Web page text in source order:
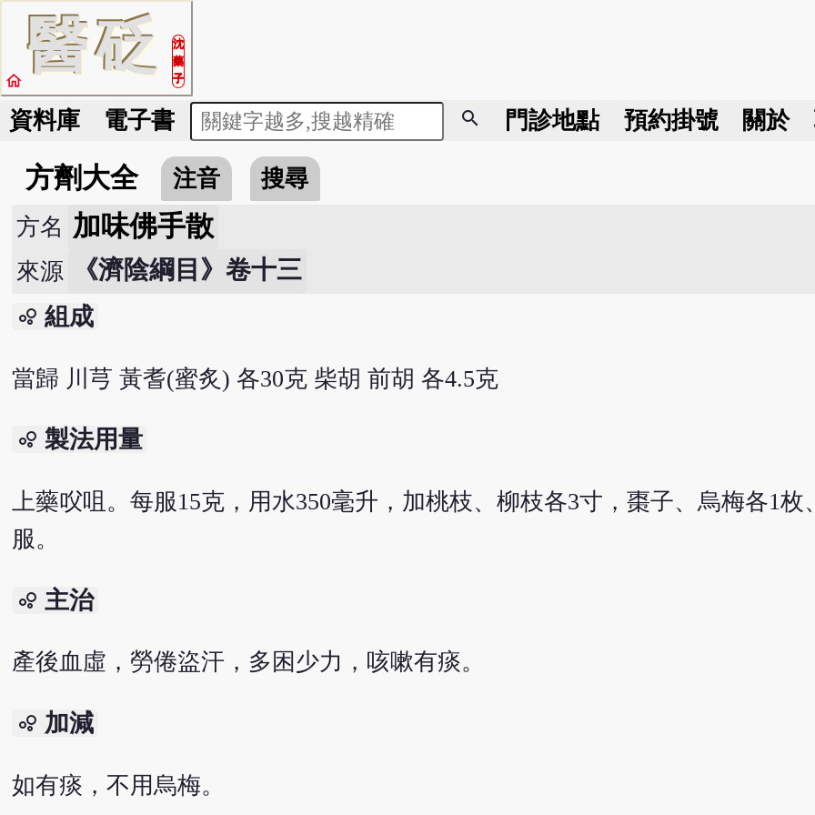
醫砭
沈
藥
子
home
資料庫 電子書 search 門診地點 預約掛號 關於
方劑大全 注音 搜尋
方名 加味佛手散
來源 《濟陰綱目》卷十三
bubble_chart 組成
當歸 川芎 黃耆(蜜炙) 各30克 柴胡 前胡 各4.5克
bubble_chart 製法用量
上藥㕮咀。每服15克，用水350毫升，加桃枝、柳枝各3寸，棗子、烏梅各1枚
服。
bubble_chart 主治
產後血虛，勞倦盜汗，多困少力，咳嗽有痰。
bubble_chart 加減
如有痰，不用烏梅。